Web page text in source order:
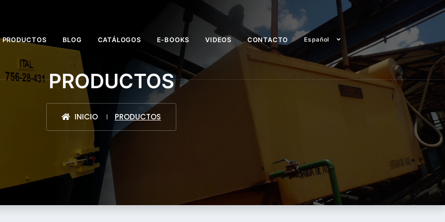
PRODUCTOS BLOG CATÁLOGOS E-BOOKS VIDEOS CONTACTO Español
PRODUCTOS
INICIO PRODUCTOS